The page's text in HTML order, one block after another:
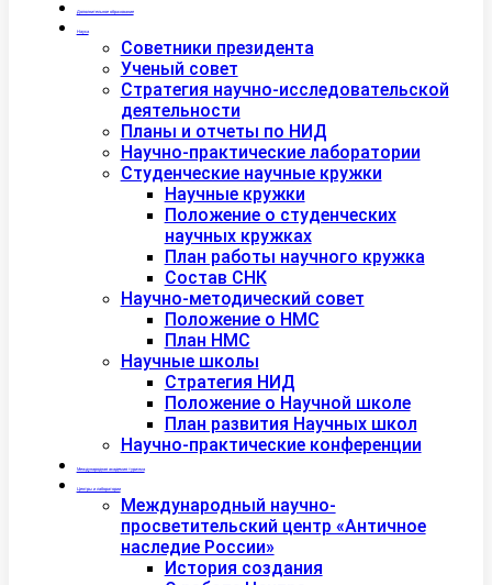
Дополнительное образование
Наука
Советники президента
Ученый совет
Стратегия научно-исследовательской
деятельности
Планы и отчеты по НИД
Научно-практические лаборатории
Студенческие научные кружки
Научные кружки
Положение о студенческих
научных кружках
План работы научного кружка
Состав СНК
Научно-методический совет
Положение о НМС
План НМС
Научные школы
Стратегия НИД
Положение о Научной школе
План развития Научных школ
Научно-практические конференции
Международная академия туризма
Центры и лаборатории
Международный научно-
просветительский центр «Античное
наследие России»
История создания